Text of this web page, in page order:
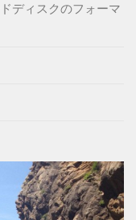
ディスクのフォーマ